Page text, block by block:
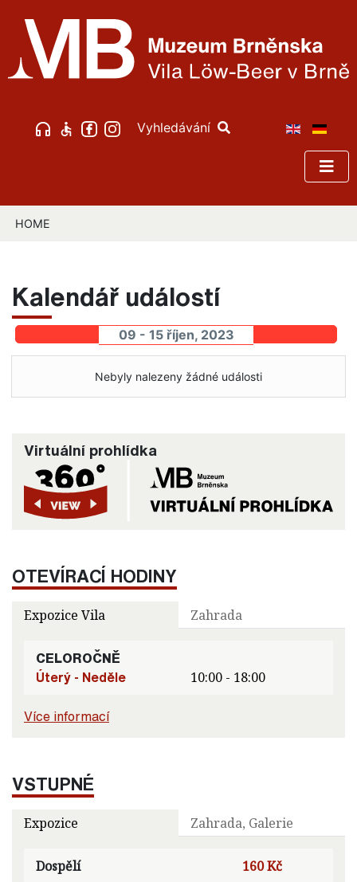
Vyhledávání
HOME
Kalendář událostí
09 - 15 říjen, 2023
Nebyly nalezeny žádné události
Virtuální prohlídka
OTEVÍRACÍ HODINY
Expozice Vila Zahrada
CELOROČNĚ
Úterý - Neděle
10:00 - 18:00
Více informací
VSTUPNÉ
Expozice Zahrada, Galerie
Dospělí 160 Kč